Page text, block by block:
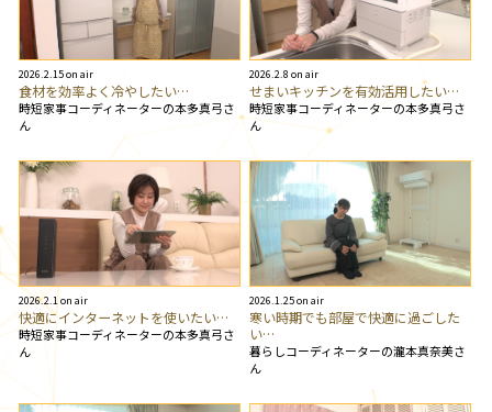
2026.2.15 on air
食材を効率よく冷やしたい…
時短家事コーディネーターの本多真弓さ
ん
2026.2.8 on air
せまいキッチンを有効活用したい…
時短家事コーディネーターの本多真弓さ
ん
2026.2.1 on air
快適にインターネットを使いたい…
時短家事コーディネーターの本多真弓さ
ん
2026.1.25 on air
寒い時期でも部屋で快適に過ごした
い…
暮らしコーディネーターの瀧本真奈美さ
ん